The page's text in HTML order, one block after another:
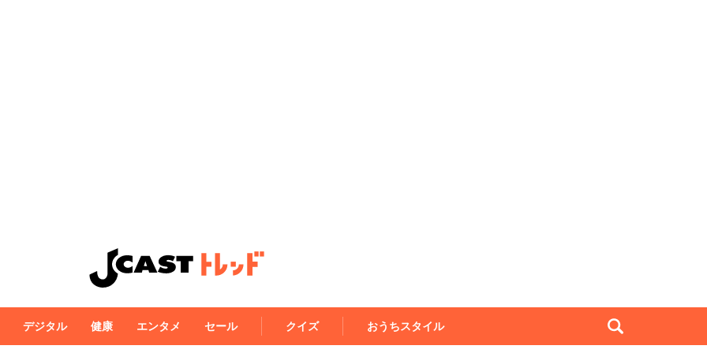
デジタル 健康 エンタメ セール クイズ おうちスタイル